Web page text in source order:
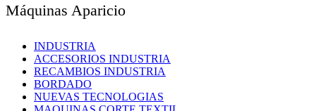
Máquinas Aparicio
INDUSTRIA
ACCESORIOS INDUSTRIA
RECAMBIOS INDUSTRIA
BORDADO
NUEVAS TECNOLOGIAS